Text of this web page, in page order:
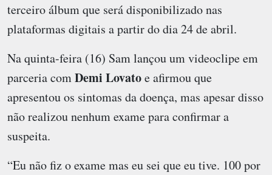
terceiro álbum que será disponibilizado nas
plataformas digitais a partir do dia 24 de abril.
Na quinta-feira (16) Sam lançou um videoclipe em
parceria comDemi Lovatoe afirmou que
apresentou os sintomas da doença, mas apesar disso
não realizou nenhum exame para confirmar a
suspeita.
“Eu não fiz o exame mas eu sei que eu tive. 100 por